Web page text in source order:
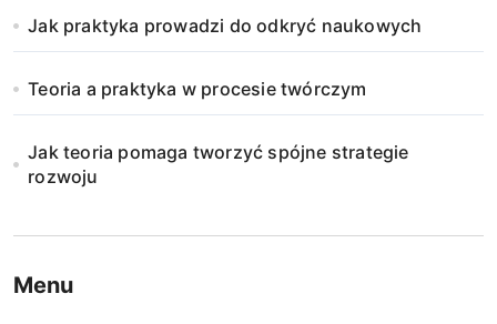
Jak praktyka prowadzi do odkryć naukowych
Teoria a praktyka w procesie twórczym
Jak teoria pomaga tworzyć spójne strategie
rozwoju
Menu